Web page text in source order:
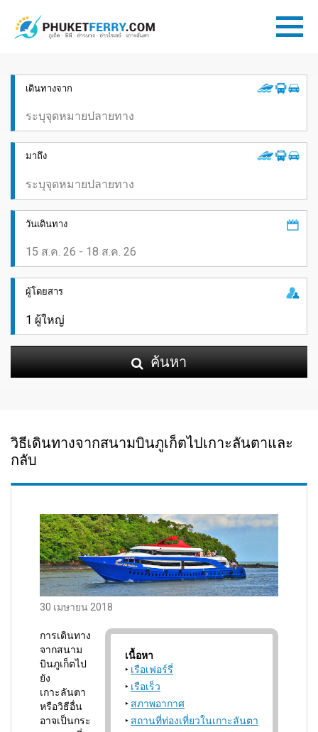
เดินทางจาก
มาถึง
วันเดินทาง
ผู้โดยสาร
ค้นหา
วิธีเดินทางจากสนามบินภูเก็ตไปเกาะลันตาและ
กลับ
30 เมษายน 2018
เนื้อหา
เรือเฟอร์รี่
เรือเร็ว
สภาพอากาศ
สถานที่ท่องเที่ยวในเกาะลันตา
การเดินทาง
จากสนาม
บินภูเก็ตไป
ยัง
เกาะลันตา
หรือวิธีอื่น
อาจเป็นกระ